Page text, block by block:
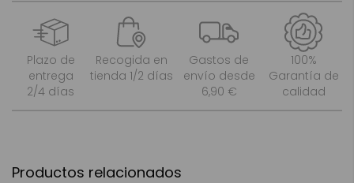
Plazo de
entrega
2/4 días
Recogida en
tienda 1/2 días
Gastos de
envío desde
6,90 €
100%
Garantía de
calidad
Productos relacionados